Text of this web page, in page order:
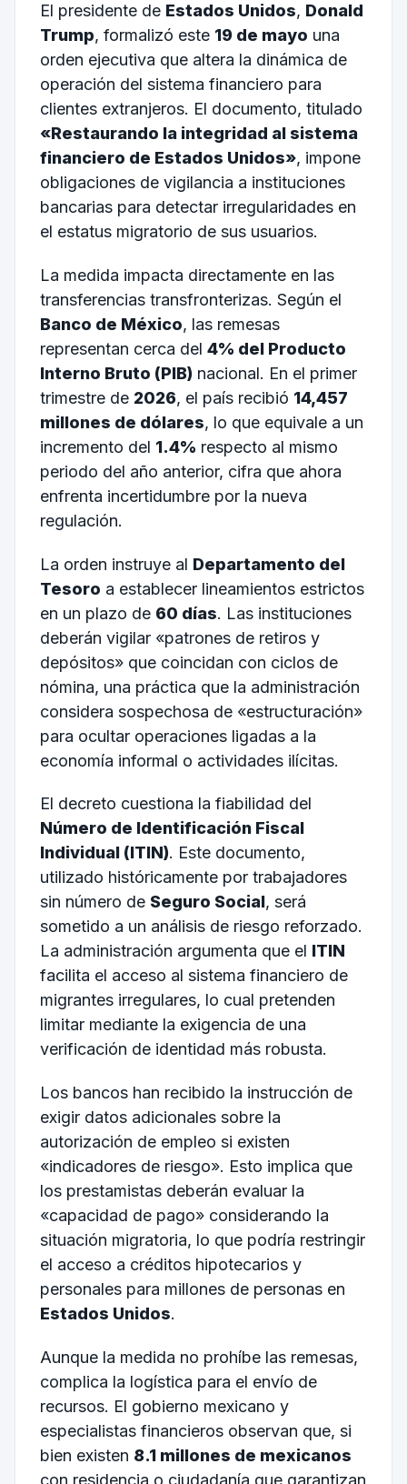
El presidente de Estados Unidos, Donald
Trump, formalizó este 19 de mayo una
orden ejecutiva que altera la dinámica de
operación del sistema financiero para
clientes extranjeros. El documento, titulado
«Restaurando la integridad al sistema
financiero de Estados Unidos», impone
obligaciones de vigilancia a instituciones
bancarias para detectar irregularidades en
el estatus migratorio de sus usuarios.
La medida impacta directamente en las
transferencias transfronterizas. Según el
Banco de México, las remesas
representan cerca del 4% del Producto
Interno Bruto (PIB)nacional. En el primer
trimestre de 2026, el país recibió 14,457
millones de dólares, lo que equivale a un
incremento del 1.4% respecto al mismo
periodo del año anterior, cifra que ahora
enfrenta incertidumbre por la nueva
regulación.
La orden instruye al Departamento del
Tesoro a establecer lineamientos estrictos
en un plazo de 60 días. Las instituciones
deberán vigilar «patrones de retiros y
depósitos» que coincidan con ciclos de
nómina, una práctica que la administración
considera sospechosa de «estructuración»
para ocultar operaciones ligadas a la
economía informal o actividades ilícitas.
El decreto cuestiona la fiabilidad del
Número de Identificación Fiscal
Individual (ITIN). Este documento,
utilizado históricamente por trabajadores
sin número de Seguro Social, será
sometido a un análisis de riesgo reforzado.
La administración argumenta que el ITIN
facilita el acceso al sistema financiero de
migrantes irregulares, lo cual pretenden
limitar mediante la exigencia de una
verificación de identidad más robusta.
Los bancos han recibido la instrucción de
exigir datos adicionales sobre la
autorización de empleo si existen
«indicadores de riesgo». Esto implica que
los prestamistas deberán evaluar la
«capacidad de pago» considerando la
situación migratoria, lo que podría restringir
el acceso a créditos hipotecarios y
personales para millones de personas en
Estados Unidos.
Aunque la medida no prohíbe las remesas,
complica la logística para el envío de
recursos. El gobierno mexicano y
especialistas financieros observan que, si
bien existen 8.1 millones de mexicanos
con residencia o ciudadanía que garantizan